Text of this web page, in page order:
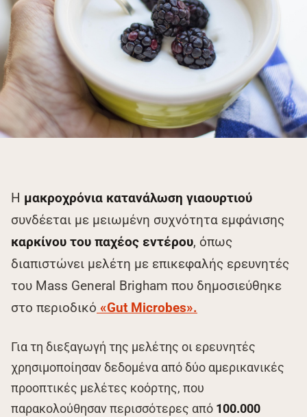
Η μακροχρόνια κατανάλωση γιαουρτιού
συνδέεται με μειωμένη συχνότητα εμφάνισης
καρκίνου του παχέος εντέρου, όπως
διαπιστώνει μελέτη με επικεφαλής ερευνητές
του Mass General Brigham που δημοσιεύθηκε
στο περιοδικό «Gut Microbes».
Για τη διεξαγωγή της μελέτης οι ερευνητές
χρησιμοποίησαν δεδομένα από δύο αμερικανικές
προοπτικές μελέτες κοόρτης, που
παρακολούθησαν περισσότερες από 100.000